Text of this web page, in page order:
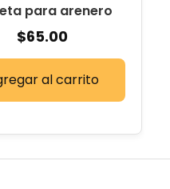
para arenero
$65.00
al carrito